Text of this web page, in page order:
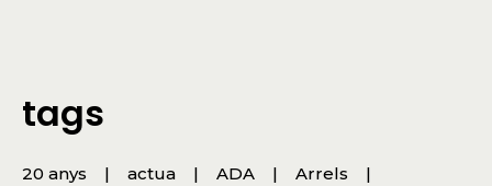
tags
20 anys actua ADA
Arrels